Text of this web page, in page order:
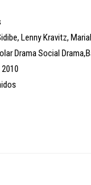
, Lenny Kravitz,
Drama Social